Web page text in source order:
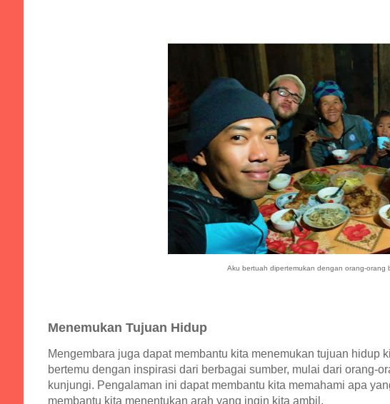
Aku bertuah dipertemukan dengan orang-orang
Menemukan Tujuan Hidup
Mengembara juga dapat membantu kita menemukan tujuan hidup
bertemu dengan inspirasi dari berbagai sumber, mulai dari orang-
kunjungi. Pengalaman ini dapat membantu kita memahami apa
membantu kita menentukan arah yang ingin kita ambil.